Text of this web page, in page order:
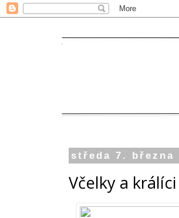
středa 7. března
Včelky a králíci